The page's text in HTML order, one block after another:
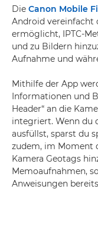
Die Canon Mobile
Android vereinfacht
ermöglicht, IPTC-
und zu Bildern
Aufnahme und
Mithilfe der App
Informationen und
Header“ an die
integriert. Wenn du
ausfüllst, sparst du
zudem, im Moment
Kamera Geotags
Memoaufnahmen,
Anweisungen